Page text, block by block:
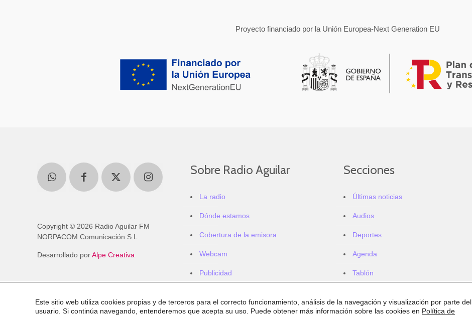
Proyecto financiado por la Unión Europea-Next Generation EU
Copyright © 2026 Radio Aguilar FM
NORPACOM Comunicación S.L.
Desarrollado porAlpe Creativa
Sobre Radio Aguilar
La radio
Dónde estamos
Cobertura de la emisora
Webcam
Publicidad
Secciones
Últimas noticias
Audios
Deportes
Agenda
Tablón
Este sitio web utiliza cookies propias y de terceros para el correcto funcionamiento, análisis de la navegación y visualización por parte del
usuario. Si continúa navegando, entenderemos que acepta su uso. Puede obtener más información sobre las cookies en Política de